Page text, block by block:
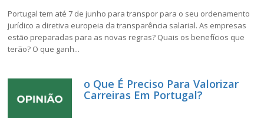
Portugal tem até 7 de junho para transpor para o seu ordenamento
jurídico a diretiva europeia da transparência salarial. As empresas
estão preparadas para as novas regras? Quais os benefícios que
terão? O que ganh...
o Que É Preciso Para Valorizar
Carreiras Em Portugal?